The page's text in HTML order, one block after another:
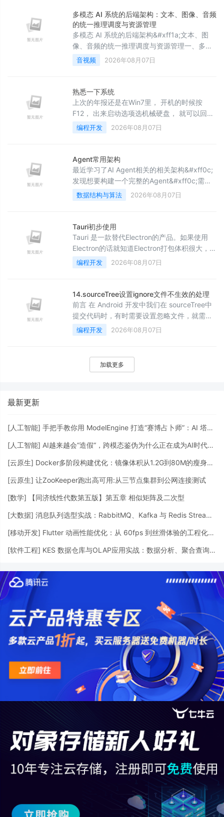
VisibilityDemo { pub
多模态 AI 系统的后端架构：文本、图像、音频
的统一推理调度与资源管理
多模态 AI 系统的后端架构&#xff1a;文本、图
像、音频的统一推理调度与资源管理一、多模
型后端的调度复杂度一个典型的多模态 AI 后端
需要同时服务&#xff1a;文本生成
&#xff08;LLaVA 13B&#xff09;、语音识别
&#xff08;Whisper Large-v3&#xff09;、文本
到语音&#xff08;Bark/VI
音视频 2026年08月07日
熟悉一下系统
上次的年报还是在Win7里， 开机的时候按
F12， 出来启动选项选机械硬盘， 就可以回到
原来的系统， Win7开机还是慢一些， 原以为
是在easybcd里改， 结果找不到固态硬盘，
启动编辑， 到bios里看了下启动选项， 可以调
整两个硬盘的顺序， 从7回到10要检查硬盘，
这个比较讨厌， 以前Ubuntu双系统会出现，
都是Windows也不
编程开发 2026年08月07日
Agent常用架构
最近学习了AI Agent相关的相关架构&#xff0c;
发现想要构建一个完整的Agent&#xff0c;需要
考察的地方还是有很多的。本篇文章列举了当
前Agent的主流常用架构。由于本人技术以及
谢指正&#xff01;部分内容参考了Hollis的AI课
程。1、ReactAgent该架构模仿人类人类思考
的思维方式&#xff0c;让LLM每一步进行
数据结构与算法 2026年08月07日
Tauri初步使用
Tauri 是一款替代Electron的产品。如果使用
Electron的话就知道Electron打包体积很大，而
Tauri打包体积很小。（当然，Tauri的功能不仅
是打包） Tauri的安装 前提条件 已经安装
装方法请见百度） 安装 下载Visual Studio
2019/2022（2013以上的版本就可以） Visual
Studi
编程开发 2026年08月07日
14.sourceTree设置ignore文件不生效的处理
前言 在 Android 开发中我们在 sourceTree中
提交代码时，有时需要设置忽略文件，就需要
做些设置，但是有时在 sourceTree中做了设置
却不起作用，今天就来讲讲如何解决
涉及知识点有： .gitignore 文件位置
.gitignore 文件基本配置 sourceTree解决
编程开发 2026年08月07日
加载更多
最新更新
[人工智能] 手把手教你用 ModelEngine 打造“赛博占卜师”：AI 塔罗智能体 (Agent) 开发实战
[人工智能] AI越来越会“造假“，跨模态鉴伪为什么正在成为AI时代的新基建？
[云原生] Docker多阶段构建优化：镜像体积从1.2G到80M的瘦身实战
[云原生] 让ZooKeeper跑出高可用:从三节点集群到公网连接测试
[数学] 【同济线性代数第五版】第五章 相似矩阵及二次型
[大数据] 消息队列选型实战：RabbitMQ、Kafka 与 Redis Streams 的工程权衡
[移动开发] Flutter 动画性能优化：从 60fps 到丝滑体验的工程化调优
[软件工程] KES 数据仓库与OLAP应用实战：数据分析、聚合查询与性能优化